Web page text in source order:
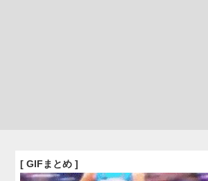
[ GIFまとめ ]